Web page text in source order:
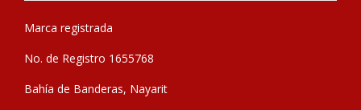
Marca registrada
No. de Registro 1655768
Bahía de Banderas, Nayarit